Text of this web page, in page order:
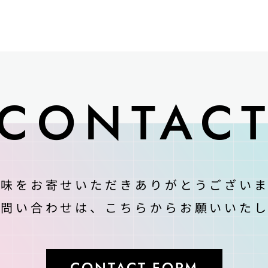
をお寄せいただきありがとうございま
い合わせは、 こちらからお願いいたし